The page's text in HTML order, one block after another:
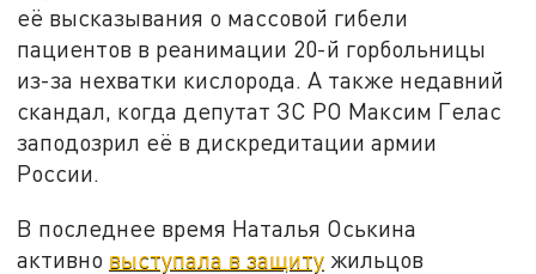
её высказывания о массовой гибели
пациентов в реанимации 20-й горбольницы
из-за нехватки кислорода. А также недавний
скандал, когда депутат ЗС РО Максим Гелас
заподозрил её в дискредитации армии
России.
В последнее время Наталья Оськина
активно выступала в защиту жильцов